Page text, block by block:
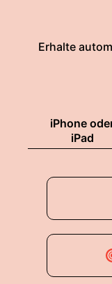
Erhalte
iPhone
iPad